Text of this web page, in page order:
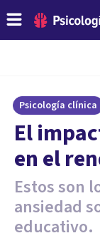
Psicología clínica
El
en el
Estos son
ansiedad
educativo.